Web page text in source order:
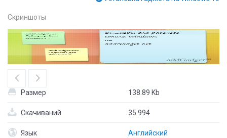
Скриншоты
Размер 138.89 Kb
Скачиваний 35 994
Язык Английский